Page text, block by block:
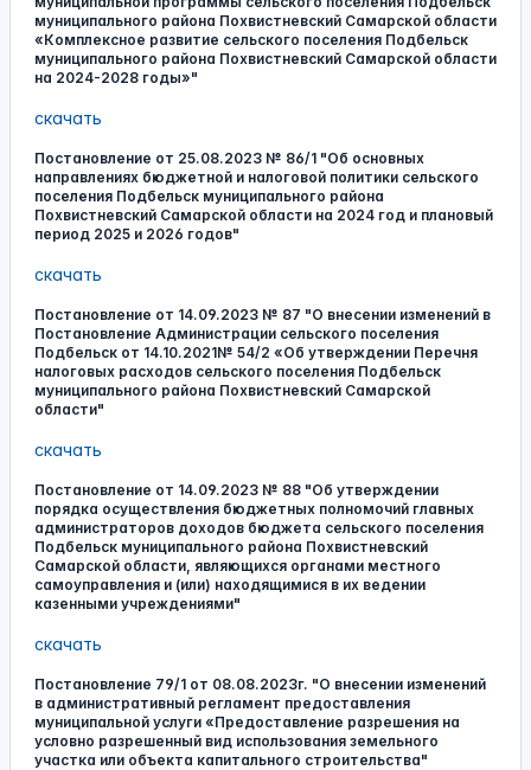
муниципального района Похвистневский Самарской области
«Комплексное развитие сельского поселения Подбельск
муниципального района Похвистневский Самарской области
на 2024-2028 годы»"
скачать
Постановление от 25.08.2023 № 86/1 "Об основных
направлениях бюджетной и налоговой политики сельского
поселения Подбельск муниципального района
Похвистневский Самарской области на 2024 год и плановый
период 2025 и 2026 годов"
скачать
Постановление от 14.09.2023 № 87 "О внесении изменений в
Постановление Администрации сельского поселения
Подбельск от 14.10.2021№ 54/2 «Об утверждении Перечня
налоговых расходов сельского поселения Подбельск
муниципального района Похвистневский Самарской
области"
скачать
Постановление от 14.09.2023 № 88 "Об утверждении
порядка осуществления бюджетных полномочий главных
администраторов доходов бюджета сельского поселения
Подбельск муниципального района Похвистневский
Самарской области, являющихся органами местного
самоуправления и (или) находящимися в их ведении
казенными учреждениями"
скачать
Постановление 79/1 от 08.08.2023г. "О внесении изменений
в административный регламент предоставления
муниципальной услуги «Предоставление разрешения на
условно разрешенный вид использования земельного
участка или объекта капитального строительства"